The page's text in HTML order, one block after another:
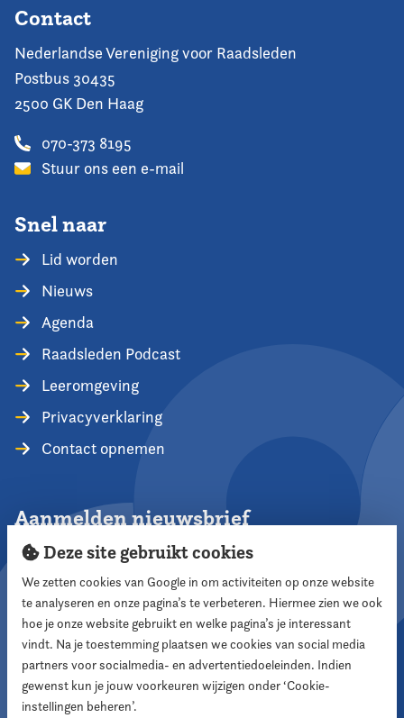
Contact
Nederlandse Vereniging voor Raadsleden
Postbus 30435
2500 GK Den Haag
070-373 8195
Stuur ons een e-mail
Snel naar
Lid worden
Nieuws
Agenda
Raadsleden Podcast
Leeromgeving
Privacyverklaring
Contact opnemen
Aanmelden nieuwsbrief
Aanmelden
Volg ons
Deze site gebruikt cookies
We zetten cookies van Google in om activiteiten op onze website
te analyseren en onze pagina’s te verbeteren. Hiermee zien we ook
hoe je onze website gebruikt en welke pagina’s je interessant
vindt. Na je toestemming plaatsen we cookies van social media
partners voor socialmedia- en advertentiedoeleinden. Indien
gewenst kun je jouw voorkeuren wijzigen onder ‘Cookie-
instellingen beheren’.